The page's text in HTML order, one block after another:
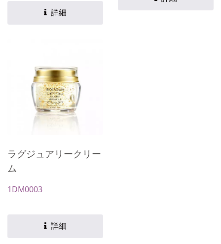
詳細
ラグジュアリークリー
ム
1DM0003
詳細